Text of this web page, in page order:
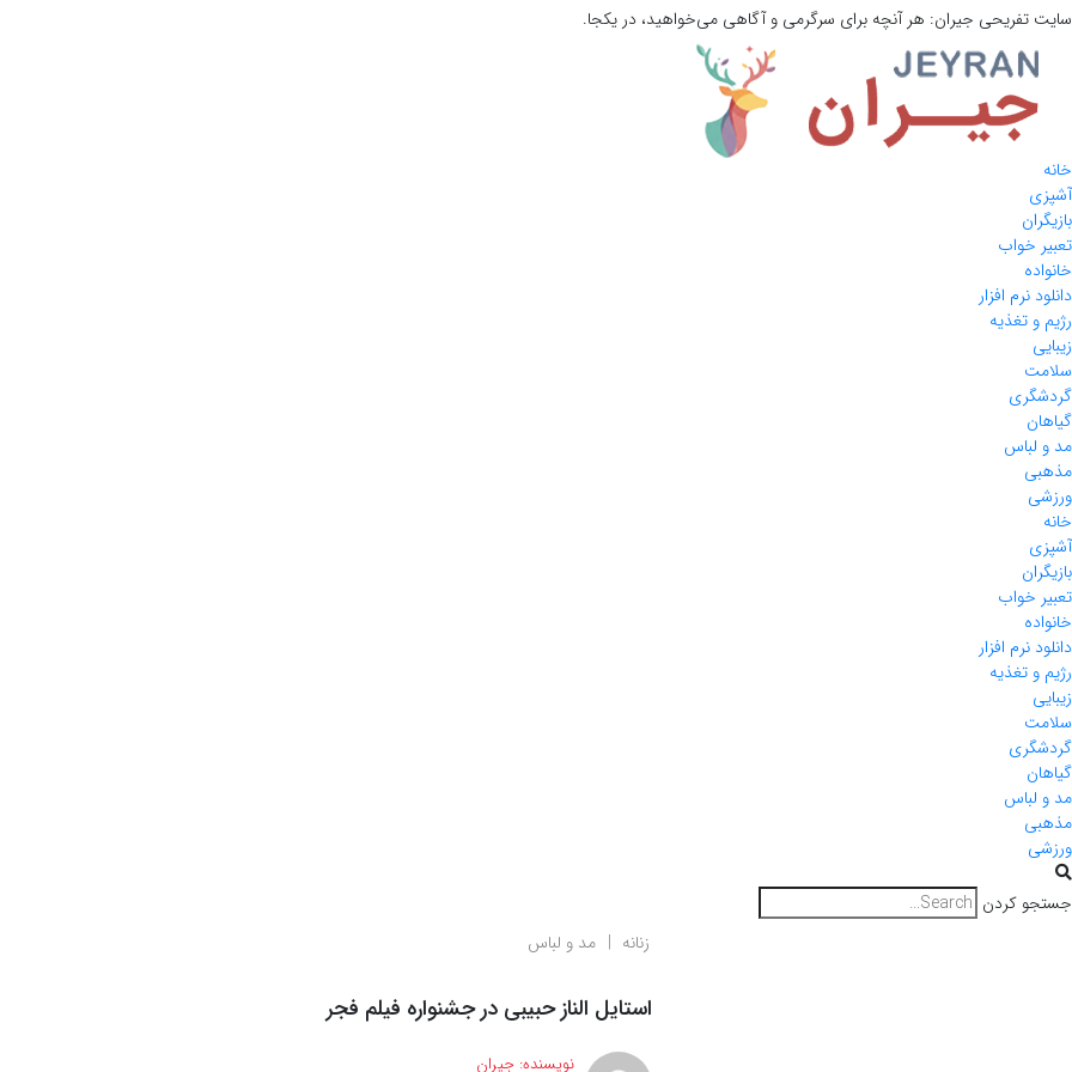
سایت تفریحی جیران: هر آنچه برای سرگرمی و آگاهی می‌خواهید، در یکجا.
خانه
آشپزی
بازیگران
تعبیر خواب
خانواده
دانلود نرم افزار
رژیم و تغذیه
زیبایی
سلامت
گردشگری
گیاهان
مد و لباس
مذهبی
ورزشی
خانه
آشپزی
بازیگران
تعبیر خواب
خانواده
دانلود نرم افزار
رژیم و تغذیه
زیبایی
سلامت
گردشگری
گیاهان
مد و لباس
مذهبی
ورزشی
جستجو کردن
زنانه
مد و لباس
استایل الناز حبیبی در جشنواره فیلم فجر
نویسنده: جیران